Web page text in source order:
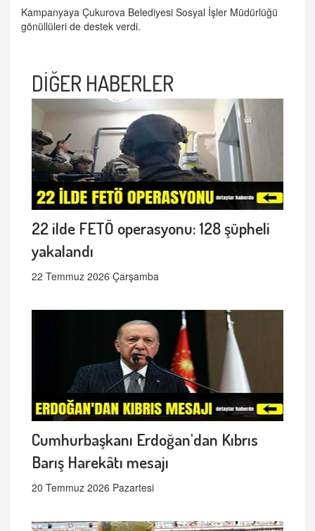
Kampanyaya Çukurova Belediyesi Sosyal İşler Müdürlüğü
gönüllüleri de destek verdi.
DİĞER HABERLER
22 ilde FETÖ operasyonu: 128 şüpheli
yakalandı
22 Temmuz 2026 Çarşamba
Cumhurbaşkanı Erdoğan'dan Kıbrıs
Barış Harekâtı mesajı
20 Temmuz 2026 Pazartesi